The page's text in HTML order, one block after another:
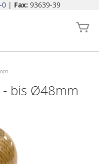
0| Fax: 93639-39
bis Ø48mm